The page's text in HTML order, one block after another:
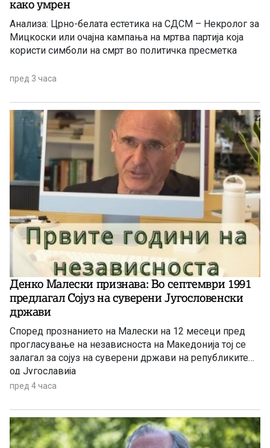
како умрен
Анализа: Црно-белата естетика на СДСМ – Некролог за
Мицкоски или очајна кампања на мртва партија која
користи симболи на смрт во политичка пресметка
пред 3 часа
Денко Малески признава: Во септември 1991
предлагал Сојуз на суверени Југословенски
држави
Според прознанието на Малески на 12 месеци пред
прогласување на независноста на Македонија тој се
залагал за сојуз на суверени држави на републиките
од Југославија
пред 4 часа